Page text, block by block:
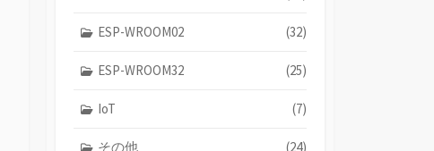
ESP-WROOM02 (32)
ESP-WROOM32 (25)
IoT (7)
その他 (24)